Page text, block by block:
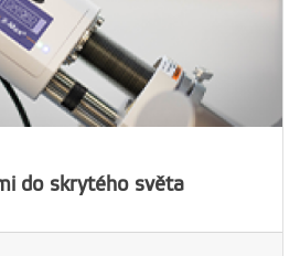
do skrytého světa